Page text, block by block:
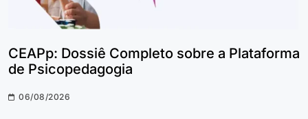
CEAPp: Dossiê Completo sobre a Plataforma
de Psicopedagogia
06/08/2026